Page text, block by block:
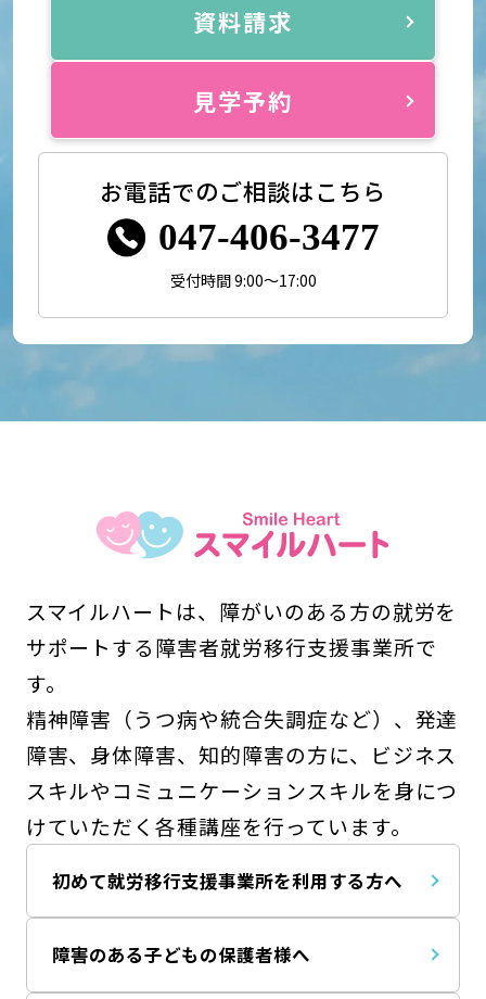
資料請求
見学予約
お電話でのご相談はこちら
047-406-3477
受付時間 9:00～17:00
スマイルハートは、障がいのある方の就労を
サポートする障害者就労移行支援事業所で
す。
精神障害（うつ病や統合失調症など）、発達
障害、身体障害、知的障害の方に、ビジネス
スキルやコミュニケーションスキルを身につ
けていただく各種講座を行っています。
初めて就労移行支援事業所を利用する方へ
障害のある子どもの保護者様へ